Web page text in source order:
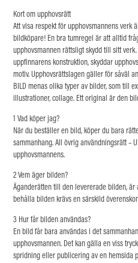
Kort om upphovsrätt
Att visa respekt för upphovsmannens verk
bildköpare! En bra tumregel är att alltid
upphovsmannen rättsligt skydd till sitt
uppfinnarens konstruktion, skyddar
motiv. Upphovsrättslagen gäller för såväl
BILD menas olika typer av bilder, som till
illustrationer, collage. Ett original är den
1 Vad köper jag?
När du beställer en bild, köper du bara
sammanhang. All övrig användningsrätt –
upphovsmannens.
2 Vem äger bilden?
Äganderätten till den levererade bilden, är
behålla bilden krävs en särskild
3 Hur får bilden användas?
En bild får bara användas i det
upphovsmannen. Det kan gälla en viss
spridning eller publicering av en hemsida